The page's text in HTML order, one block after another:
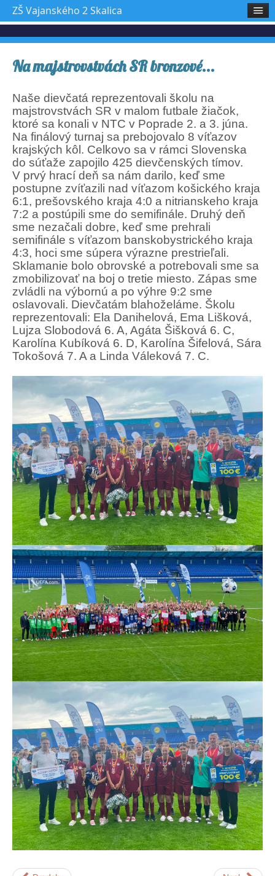
Na majstrovstvách SR bronzové...
Naše dievčatá reprezentovali školu na
majstrovstvách SR v malom futbale žiačok,
ktoré sa konali v NTC v Poprade 2. a 3. júna.
Na finálový turnaj sa prebojovalo 8 víťazov
krajských kôl. Celkovo sa v rámci Slovenska
do súťaže zapojilo 425 dievčenských tímov.
V prvý hrací deň sa nám darilo, keď sme
postupne zvíťazili nad víťazom košického kraja
6:1, prešovského kraja 4:0 a nitrianskeho kraja
7:2 a postúpili sme do semifinále. Druhý deň
sme nezačali dobre, keď sme prehrali
semifinále s víťazom banskobystrického kraja
4:3, hoci sme súpera výrazne prestrieľali.
Sklamanie bolo obrovské a potrebovali sme sa
zmobilizovať na boj o tretie miesto. Zápas sme
zvládli na výbornú a po výhre 9:2 sme
oslavovali. Dievčatám blahoželáme. Školu
reprezentovali: Ela Danihelová, Ema Lišková,
Lujza Slobodová 6. A, Agáta Šišková 6. C,
Karolína Kubíková 6. D, Karolína Šifelová, Sára
Tokošová 7. A a Linda Váleková 7. C.
ZŠ Vajanského 2 Skalica